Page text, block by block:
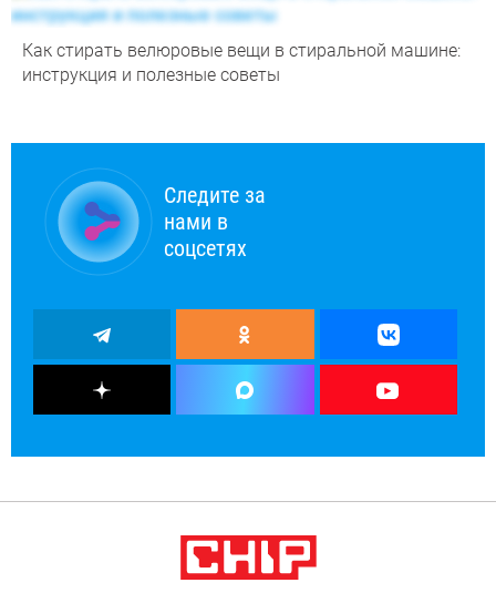
Как стирать велюровые вещи в стиральной машине:
инструкция и полезные советы
Следите за
нами в
соцсетях